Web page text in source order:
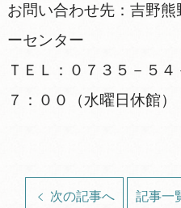
お問い合わせ先：吉野
ーセンター
ＴＥＬ：０７３５－５
７：００（水曜日休館）
次の記事へ 記事一